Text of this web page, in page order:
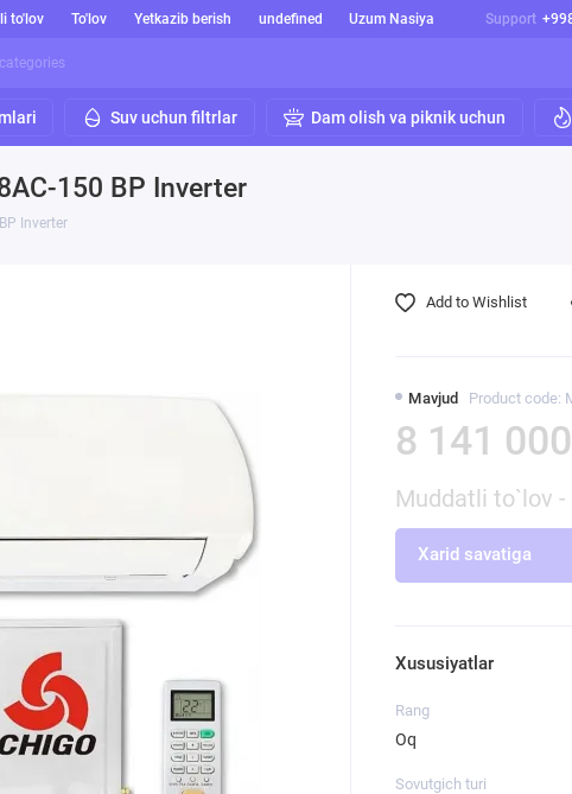
to'lov To'lov Yetkazib berish undefined Uzum Nasiya Support
Suv uchun filtrlar Dam olish va piknik uchun
150 BP Inverter
Inverter
Mavjud Product code:
8 141
Muddatli to`lov -
Xarid savatiga
Add to Wishlist
Xususiyatlar
Rang
Oq
Sovutgich turi